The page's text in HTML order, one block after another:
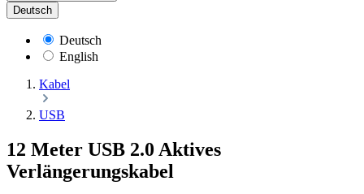
Deutsch
Deutsch
English
Kabel
USB
12 Meter USB 2.0 Aktives
Verlängerungskabel